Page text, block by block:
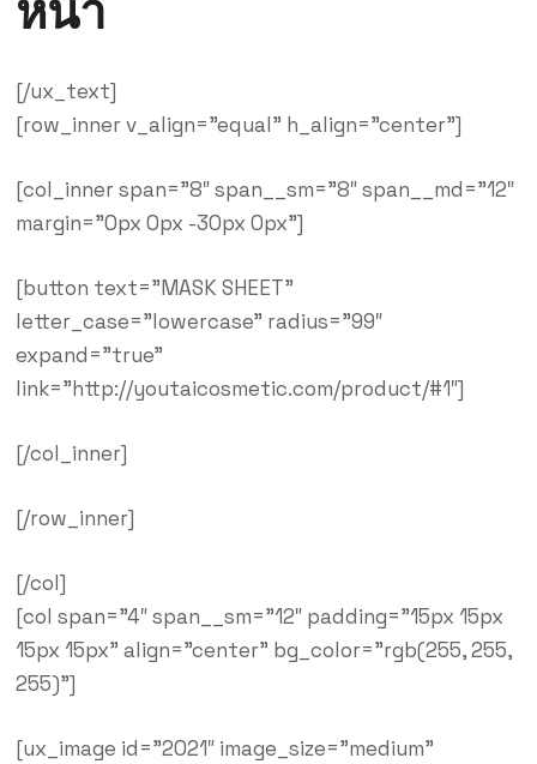
หน้า
[/ux_text]
[row_inner v_align=”equal” h_align=”center”]
[col_inner span=”8″ span__sm=”8″ span__md=”12″
margin=”0px 0px -30px 0px”]
[button text=”MASK SHEET”
letter_case=”lowercase” radius=”99″
expand=”true”
link=”http://youtaicosmetic.com/product/#1″]
[/col_inner]
[/row_inner]
[/col]
[col span=”4″ span__sm=”12″ padding=”15px 15px
15px 15px” align=”center” bg_color=”rgb(255, 255,
255)”]
[ux_image id=”2021″ image_size=”medium”